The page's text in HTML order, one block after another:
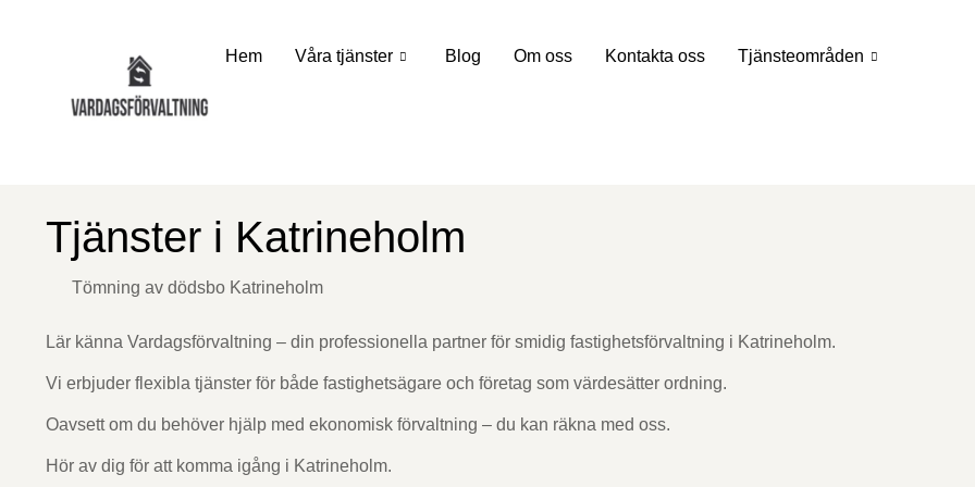
Hem Våra tjänster Blog Om oss Kontakta oss Tjänsteområden
Tjänster i Katrineholm
Tömning av dödsbo Katrineholm
Lär känna Vardagsförvaltning – din professionella partner för smidig fastighetsförvaltning i Katrineholm.
Vi erbjuder flexibla tjänster för både fastighetsägare och företag som värdesätter ordning.
Oavsett om du behöver hjälp med ekonomisk förvaltning – du kan räkna med oss.
Hör av dig för att komma igång i Katrineholm.